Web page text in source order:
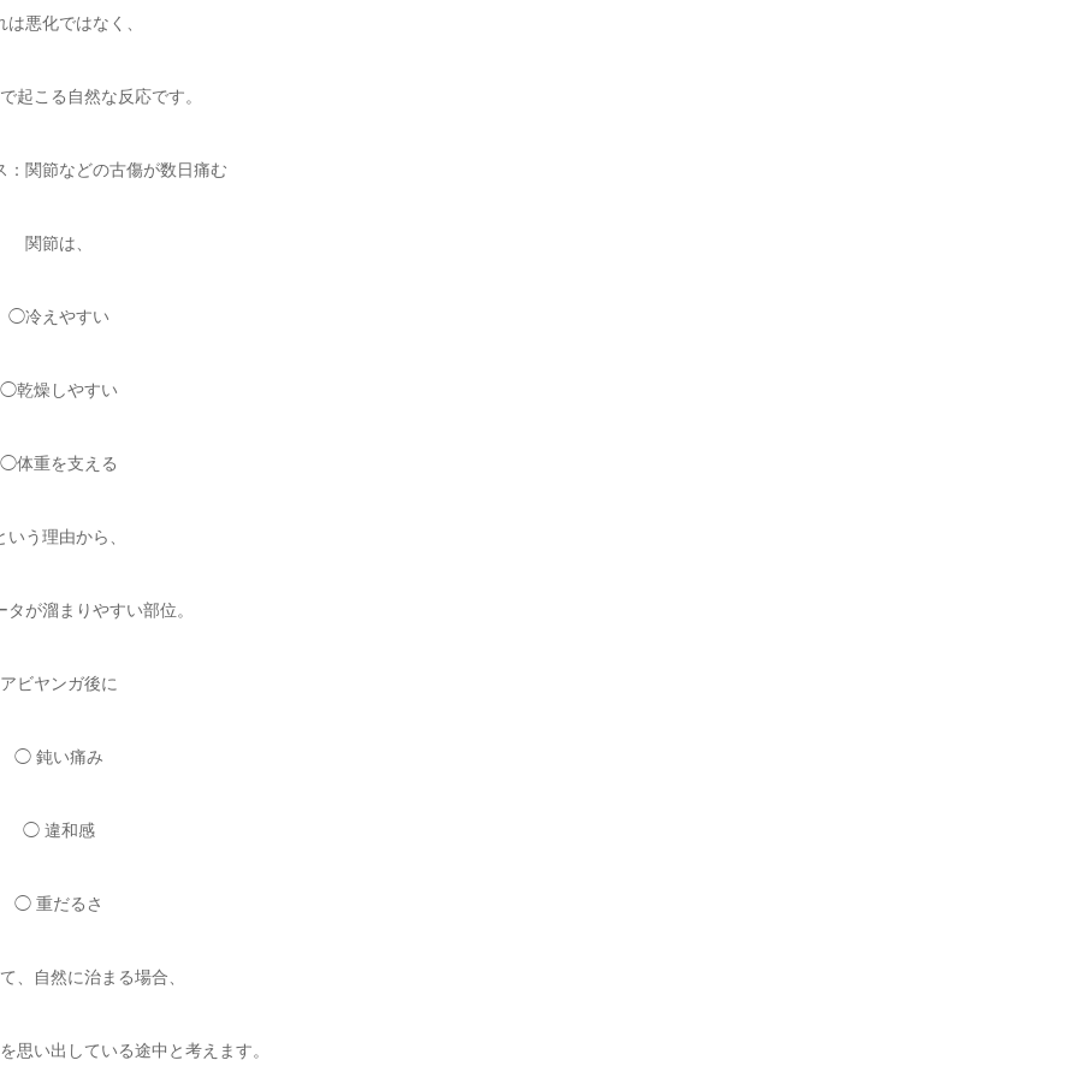
は悪化ではなく、
起こる自然な反応です。
：関節などの古傷が数日痛む
関節は、
◯冷えやすい
◯乾燥しやすい
◯体重を支える
いう理由から、
タが溜まりやすい部位。
アビヤンガ後に
◯ 鈍い痛み
◯ 違和感
◯ 重だるさ
、自然に治まる場合、
思い出している途中と考えます。